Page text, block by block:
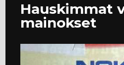
Hauskimmat
mainokset